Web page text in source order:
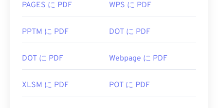
PAGES に PDF WPS に PDF
PPTM に PDF DOT に PDF
DOT に PDF Webpage に PDF
XLSM に PDF POT に PDF